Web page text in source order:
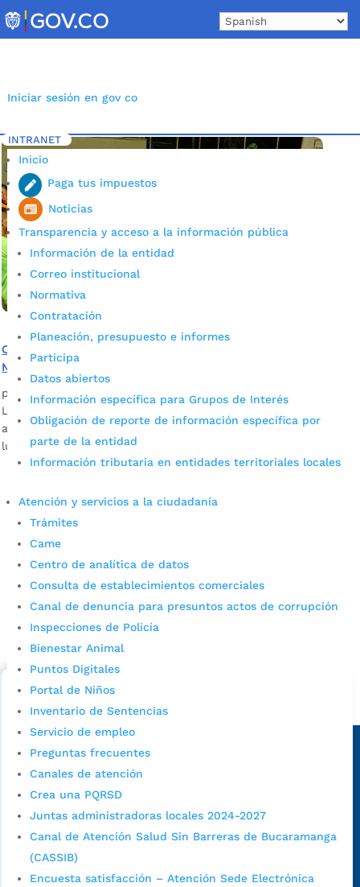
to
content
Iniciar sesión en gov co
INTRANET
Inicio
Paga tus impuestos
Noticias
Transparencia y acceso a la información pública
Información de la entidad
Correo institucional
Normativa
Contratación
Planeación, presupuesto e informes
Participa
Datos abiertos
Información específica para Grupos de Interés
Obligación de reporte de información específica por
parte de la entidad
Información tributaria en entidades territoriales locales
Atención y servicios a la ciudadanía
Trámites
Came
Centro de analítica de datos
Consulta de establecimientos comerciales
Canal de denuncia para presuntos actos de corrupción
Inspecciones de Policía
Bienestar Animal
Puntos Digitales
Portal de Niños
Inventario de Sentencias
Servicio de empleo
Preguntas frecuentes
Canales de atención
Crea una PQRSD
Juntas administradoras locales 2024-2027
Canal de Atención Salud Sin Barreras de Bucaramanga
(CASSIB)
Encuesta satisfacción – Atención Sede Electrónica
Inicio 5 Etiqueta: Microfútbol
Gran exceptiva para el inicio de la Supercopa de
Microfútbol de la Alcaldía de Bucaramanga
por Félix Guillermo Cristancho García Oct 10, 2021
Los 32 equipos masculinos ya inscritos esperan con
ansiedad el congreso técnico que se realizará el próximo
lunes 11 de octubre.
Cupos Escolares Bucaramanga 2022
Consulta aqui los pasos para inscribirse y solicitar un
cupo escolar en los colegios oficiales de
Bucaramanga.
Alcaldía de Bucaramanga
Sede principal